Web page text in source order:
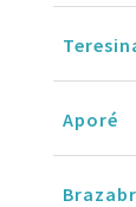
Aporé